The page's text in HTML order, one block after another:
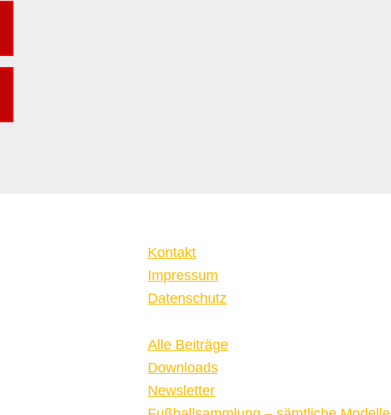
Kontakt
Impressum
Datenschutz
Alle Beiträge
Downloads
Newsletter